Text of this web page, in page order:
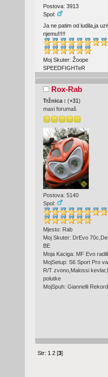
Postova: 3913
Spol:
Ja ne patim od ludila,ja
njemu!!!!!
Moj Skuter: Žoope
SPEEDFIGHTeR
Rox-Rab
Tržnica : (+31)
maxi forumaš
Postova: 5140
Spol:
Mjesto: Rab
Moj Skuter: DrEvo
BE
Moja Kaciga: MF Evo
MojSetup: S6 Sport Pro
R/T zvono,Malossi
polutke
MojSpuh: Giannelli Rekord
Str: 1 2 [3]